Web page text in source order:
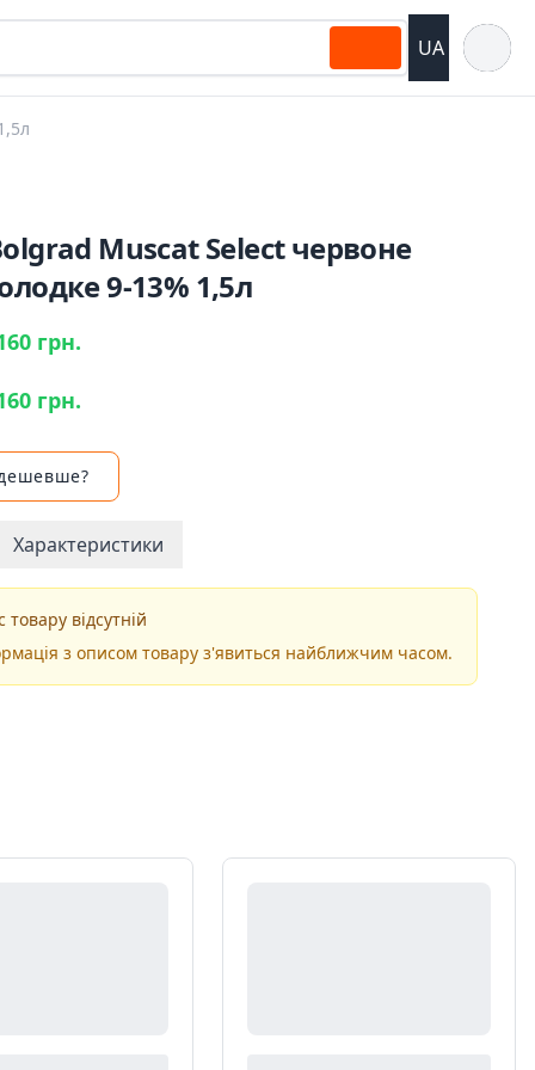
UA
Muscat Select червоне
9-13% 1,5л
грн.
грн.
Характеристики
товару відсутній
з описом товару з'явиться найближчим часом.